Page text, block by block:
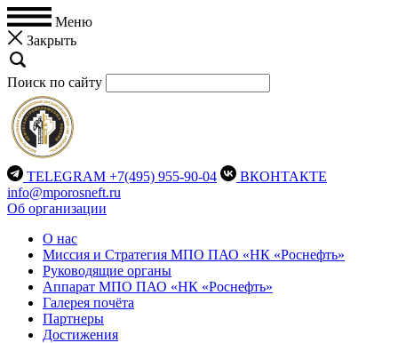
Меню
Закрыть
Поиск по сайту
TELEGRAM +7(495) 955-90-04
ВКОНТАКТЕ
info@mporosneft.ru
Об организации
О нас
Миссия и Стратегия МПО ПАО «НК «Роснефть»
Руководящие органы
Аппарат МПО ПАО «НК «Роснефть»
Галерея почёта
Партнеры
Достижения